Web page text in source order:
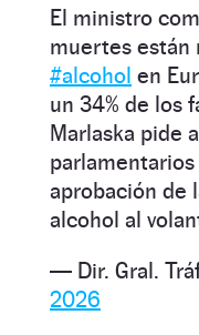
El ministro
muertes están
#alcohol en
un 34% de los
Marlaska pide
aprobación de
alcohol al
— Dir. Gral.
2026